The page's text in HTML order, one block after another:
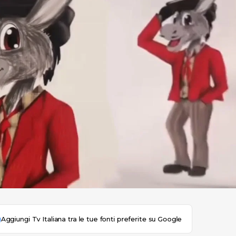
Aggiungi Tv Italiana tra le tue fonti preferite su Google